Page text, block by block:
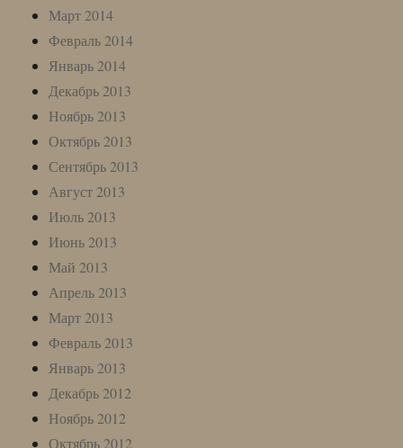
Март 2014
Февраль 2014
Январь 2014
Декабрь 2013
Ноябрь 2013
Октябрь 2013
Сентябрь 2013
Август 2013
Июль 2013
Июнь 2013
Май 2013
Апрель 2013
Март 2013
Февраль 2013
Январь 2013
Декабрь 2012
Ноябрь 2012
Октябрь 2012